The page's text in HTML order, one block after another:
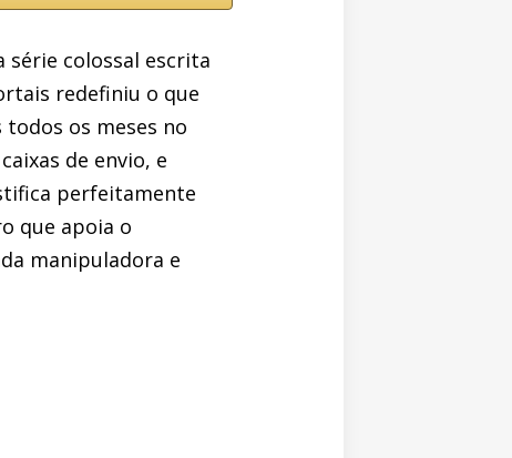
série colossal escrita
redefiniu o que
os meses no
de envio, e
perfeitamente
que apoia o
manipuladora e